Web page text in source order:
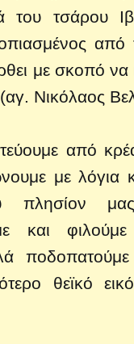
του τσάρου
με σκοπό να
Νικόλαος
από
με λόγια
πλησίον
και φιλούμε
θεϊκό